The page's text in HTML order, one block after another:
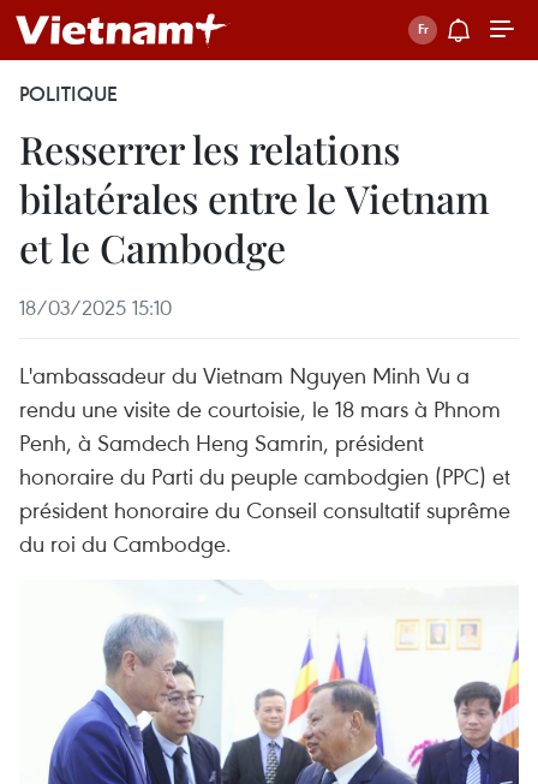
POLITIQUE
Resserrer les relations
bilatérales entre le Vietnam
et le Cambodge
18/03/2025 15:10
L'ambassadeur du Vietnam Nguyen Minh Vu a
rendu une visite de courtoisie, le 18 mars à Phnom
Penh, à Samdech Heng Samrin, président
honoraire du Parti du peuple cambodgien (PPC) et
président honoraire du Conseil consultatif suprême
du roi du Cambodge.